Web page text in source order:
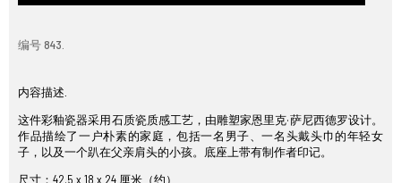
编号 843.
内容描述.
这件彩釉瓷器采用石质瓷质感工艺，由雕塑家恩里克·萨尼西德罗设计。
作品描绘了一户朴素的家庭，包括一名男子、一名头戴头巾的年轻女
子，以及一个趴在父亲肩头的小孩。底座上带有制作者印记。
尺寸：42.5 x 18 x 24 厘米（约）